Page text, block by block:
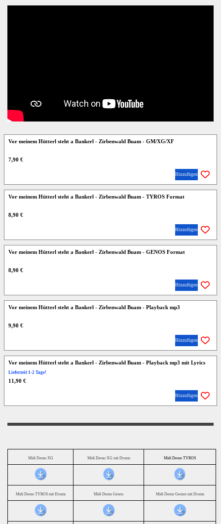
Vor meinem Hütterl steht a Bankerl - Zirbenwald Buam - GM/XG/XF
7,90 €
Hinzufügen
Vor meinem Hütterl steht a Bankerl - Zirbenwald Buam - TYROS Format
8,90 €
Hinzufügen
Vor meinem Hütterl steht a Bankerl - Zirbenwald Buam - GENOS Format
8,90 €
Hinzufügen
Vor meinem Hütterl steht a Bankerl - Zirbenwald Buam - Playback mp3
9,90 €
Hinzufügen
Vor meinem Hütterl steht a Bankerl - Zirbenwald Buam - Playback mp3 mit Lyrics
Lieferzeit 1-2 Tage!
11,90 €
Hinzufügen
Midi Demo XG Midi Demo XG mit Drums Midi Demo TYROS
Midi Demo TYROS mit Drums Midi Demo Genos Midi Demo Gemos mit Drums